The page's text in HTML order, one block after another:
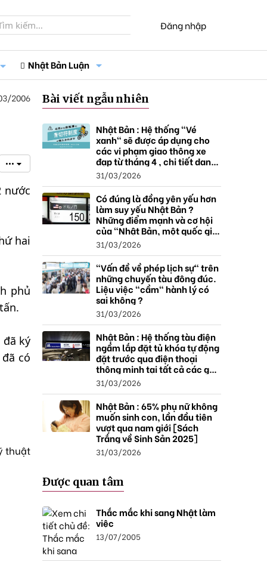
Đăng nhập
Nhật Bản Luận
2006
•••
nước
hai
phủ
ký
có
thuật
Bài viết ngẫu nhiên
Nhật Bản : Hệ thống "Vé
xanh" sẽ được áp dụng cho
các vi phạm giao thông xe
đạp từ tháng 4 , chi tiết danh
sách và mức xử phạt.
31/03/2026
Có đúng là đồng yên yếu hơn
làm suy yếu Nhật Bản ?
Những điểm mạnh và cơ hội
của "Nhật Bản, một quốc gia
thặng dư".
31/03/2026
"Vấn đề về phép lịch sự" trên
những chuyến tàu đông đúc.
Liệu việc "cầm" hành lý có
sai không ?
31/03/2026
Nhật Bản : Hệ thống tàu điện
ngầm lắp đặt tủ khóa tự động
đặt trước qua điện thoại
thông minh tại tất cả các ga ,
mở rộng mạng lưới do nhu
cầu tăng.
31/03/2026
Nhật Bản : 65% phụ nữ không
muốn sinh con, lần đầu tiên
vượt qua nam giới [Sách
Trắng về Sinh Sản 2025]
31/03/2026
Được quan tâm
Thắc mắc khi sang Nhật làm
việc
13/07/2005